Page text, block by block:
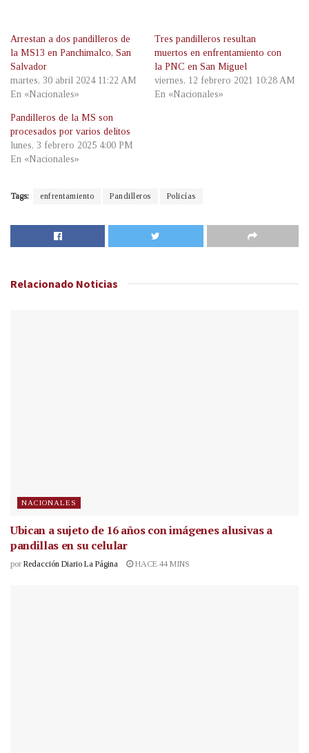
Arrestan a dos pandilleros de
la MS13 en Panchimalco, San
Salvador
martes, 30 abril 2024 11:22 AM
En «Nacionales»
Tres pandilleros resultan
muertos en enfrentamiento con
la PNC en San Miguel
viernes, 12 febrero 2021 10:28 AM
En «Nacionales»
Pandilleros de la MS son
procesados por varios delitos
lunes, 3 febrero 2025 4:00 PM
En «Nacionales»
Tags: enfrentamiento Pandilleros Policías
Relacionado Noticias
NACIONALES
Ubican a sujeto de 16 años con imágenes alusivas a
pandillas en su celular
por Redacción Diario La Página HACE 44 MINS